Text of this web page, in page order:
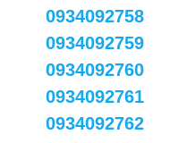
0934092758
0934092759
0934092760
0934092761
0934092762